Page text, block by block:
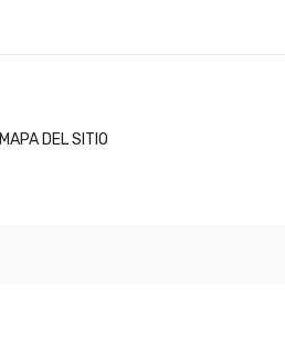
MAPA DEL SITIO